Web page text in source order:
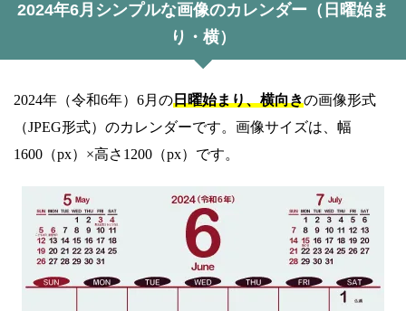
2024年6月シンプルな画像のカレンダー（日曜始ま
り・横）
2024年（令和6年）6月の日曜始まり、横向きの画像形式
（JPEG形式）のカレンダーです。画像サイズは、幅
1600（px）×高さ1200（px）です。